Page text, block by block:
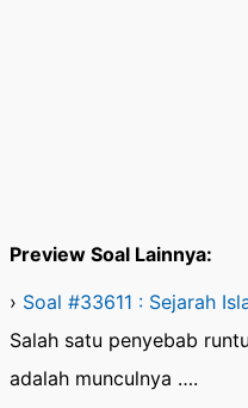
Preview Soal Lainnya:
› Soal #33611 : Sejarah
Salah satu penyebab
adalah munculnya ….